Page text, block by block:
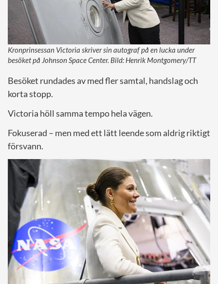
Kronprinsessan Victoria skriver sin autograf på en lucka under
besöket på Johnson Space Center. Bild: Henrik Montgomery/TT
Besöket rundades av med fler samtal, handslag och
korta stopp.
Victoria höll samma tempo hela vägen.
Fokuserad – men med ett lätt leende som aldrig riktigt
försvann.